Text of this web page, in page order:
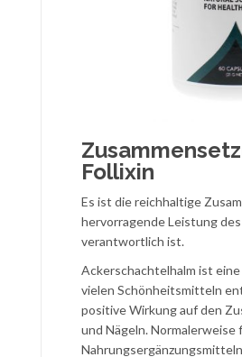
Follixin
Es ist die reichhaltige
hervorragende Leistung
verantwortlich ist.
Ackerschachtelhalm ist
vielen Schönheitsmitteln
positive Wirkung auf den
und Nägeln. Normalerweise